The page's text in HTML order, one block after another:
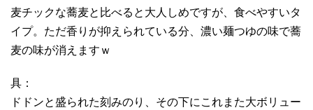
麦チックな蕎麦と比べると大人しめですが、食べやすいタ
イプ。ただ香りが抑えられている分、濃い麺つゆの味で蕎
麦の味が消えますｗ
具：
ドドンと盛られた刻みのり、その下にこれまた大ボリュー